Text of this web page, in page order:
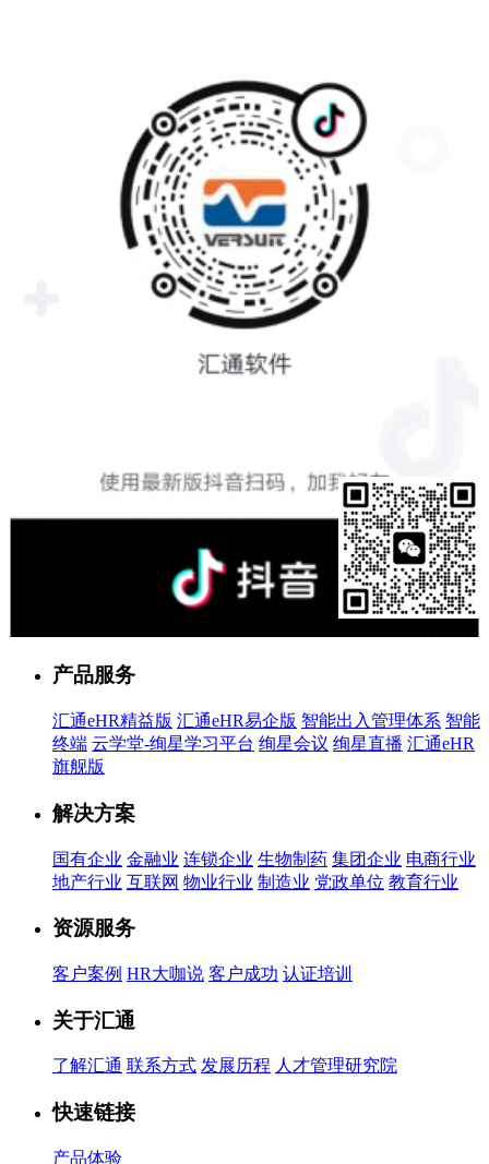
产品服务
汇通eHR精益版 汇通eHR易企版 智能出入管理体系 智能
终端 云学堂-绚星学习平台 绚星会议 绚星直播 汇通eHR
旗舰版
解决方案
国有企业 金融业 连锁企业 生物制药 集团企业 电商行业
地产行业 互联网 物业行业 制造业 党政单位 教育行业
资源服务
客户案例 HR大咖说 客户成功 认证培训
关于汇通
了解汇通 联系方式 发展历程 人才管理研究院
快速链接
产品体验